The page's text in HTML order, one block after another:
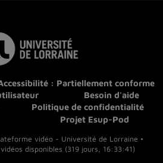
: Partiellement conforme
Besoin d'aide
Politique de confidentialité
Projet Esup-Pod
vidéo - Université de Lorraine •
vidéos disponibles (319 jours, 16:33:41)